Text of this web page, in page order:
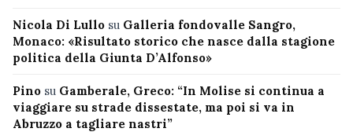
Nicola Di Lullo su Galleria fondovalle Sangro,
Monaco: «Risultato storico che nasce dalla stagione
politica della Giunta D’Alfonso»
Pino su Gamberale, Greco: “In Molise si continua a
viaggiare su strade dissestate, ma poi si va in
Abruzzo a tagliare nastri”